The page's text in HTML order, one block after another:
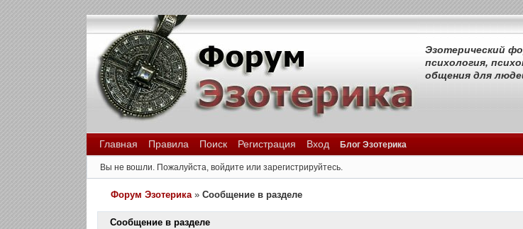
Эзотерический
психология,
общения для
Главная Правила Поиск Регистрация Вход Блог Эзотерика
Вы не вошли. Пожалуйста, войдите или зарегистрируйтесь.
Форум Эзотерика »Сообщение в разделе
Сообщение в разделе